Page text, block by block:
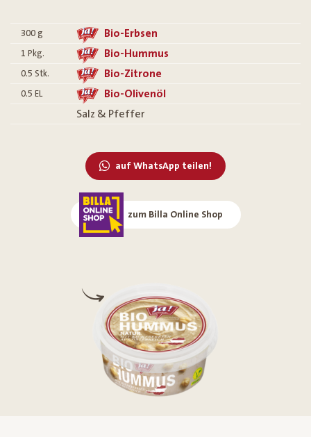
300 g Bio-Erbsen
1 Pkg. Bio-Hummus
0.5 Stk. Bio-Zitrone
0.5 EL
Bio-Olivenöl
Salz & Pfeffer
auf WhatsApp teilen!
zum Billa Online Shop